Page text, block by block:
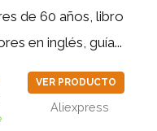
de 60 años, libro
en inglés, guía...
VER PRODUCTO
Aliexpress